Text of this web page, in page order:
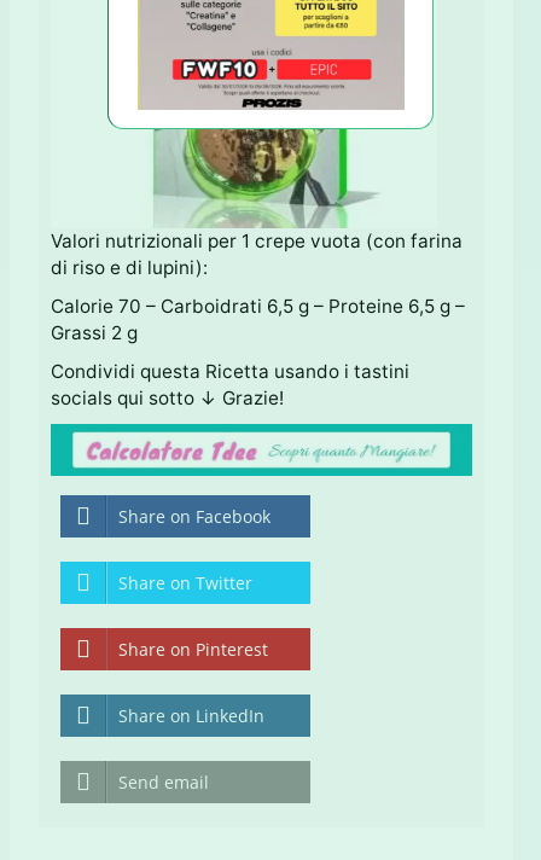
Valori nutrizionali per 1 crepe vuota (con farina
di riso e di lupini):
Calorie 70 – Carboidrati 6,5 g – Proteine 6,5 g –
Grassi 2 g
Condividi questa Ricetta usando i tastini
socials qui sotto ↓ Grazie!
Share on Facebook
Share on Twitter
Share on Pinterest
Share on LinkedIn
Send email